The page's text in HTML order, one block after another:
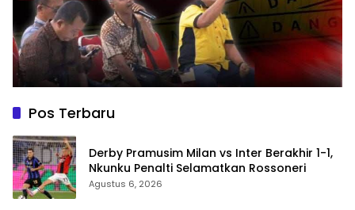
Pos Terbaru
Derby Pramusim Milan vs Inter Berakhir 1-1,
Nkunku Penalti Selamatkan Rossoneri
Agustus 6, 2026